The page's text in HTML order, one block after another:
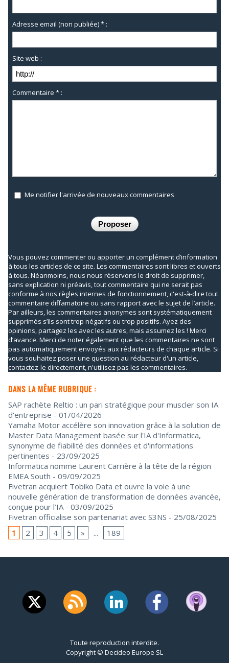
Adresse email (non publiée) * :
Site web :
Commentaire * :
Me notifier l'arrivée de nouveaux commentaires
Vous pouvez commenter ou apporter un complément d’information
à tous les articles de ce site. Les commentaires sont libres et ouverts
à tous. Néanmoins, nous nous réservons le droit de supprimer,
sans explication ni préavis, tout commentaire qui ne serait pas
conforme à nos règles internes de fonctionnement, c'est-à-dire tout
commentaire diffamatoire ou sans rapport avec le sujet de l’article.
Par ailleurs, les commentaires anonymes sont systématiquement
supprimés s’ils sont trop négatifs ou trop positifs. Ayez des
opinions, partagez les avec les autres, mais assumez les ! Merci
d’avance. Merci de noter également que les commentaires ne sont
pas automatiquement envoyés aux rédacteurs de chaque article. Si
vous souhaitez poser une question au rédacteur d'un article,
contactez-le directement, n'utilisez pas les commentaires.
DANS LA MÊME RUBRIQUE :
SAP rachète Reltio : un pari stratégique pour muscler son IA
d'entreprise - 01/04/2026
Yamaha Motor accélère son innovation grâce à la solution de
Master Data Management basée sur l'IA d'Informatica,
synonyme de fiabilité des données et d'informations
pertinentes - 23/09/2025
Informatica nomme Laurent Carrière à la tête de la région
EMEA South - 09/09/2025
Fivetran acquiert Tobiko Data et ouvre la voie à une
nouvelle génération de transformation de données avancée,
conçue pour l’IA - 03/09/2025
Fivetran officialise son partenariat avec S3NS - 25/08/2025
1
2 3 4 5 » ... 189
Toute reproduction interdite.
Copyright © Decideo Europe SL